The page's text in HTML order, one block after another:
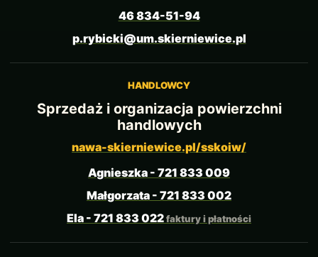
46 834-51-94
p.rybicki@um.skierniewice.pl
HANDLOWCY
Sprzedaż i organizacja powierzchni
handlowych
nawa-skierniewice.pl/sskoiw/
Agnieszka - 721 833 009
Małgorzata - 721 833 002
Ela - 721 833 022faktury i płatności